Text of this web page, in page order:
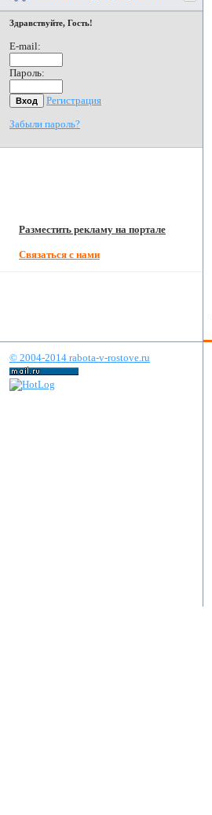
Здравствуйте, Гость!
E-mail:
Пароль:
Регистрация
Забыли пароль?
Разместить рекламу на портале
Связаться с нами
© 2004-2014 rabota-v-rostove.ru